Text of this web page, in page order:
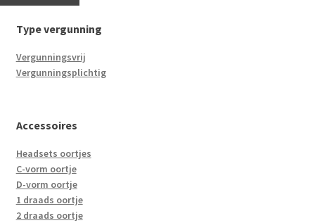
Type vergunning
Vergunningsvrij
Vergunningsplichtig
Accessoires
Headsets oortjes
C-vorm oortje
D-vorm oortje
1 draads oortje
2 draads oortje